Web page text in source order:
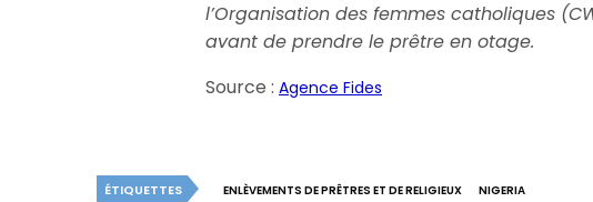
l’Organisation des femmes catholiques
avant de prendre le prêtre en otage.
Source :Agence Fides
ÉTIQUETTES ENLÈVEMENTS DE PRÊTRES ET DE RELIGIEUX NIGERIA